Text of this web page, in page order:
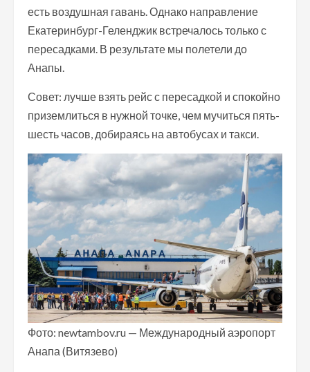
есть воздушная гавань. Однако направление
Екатеринбург-Геленджик встречалось только с
пересадками. В результате мы полетели до
Анапы.
Совет: лучше взять рейс с пересадкой и спокойно
приземлиться в нужной точке, чем мучиться пять-
шесть часов, добираясь на автобусах и такси.
Фото: newtambov.ru — Международный аэропорт
Анапа (Витязево)